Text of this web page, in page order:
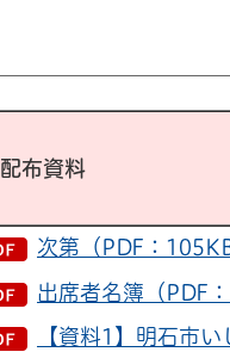
配布資
次第（PDF：105KB
出席者名簿（PDF
【資料1】明石市